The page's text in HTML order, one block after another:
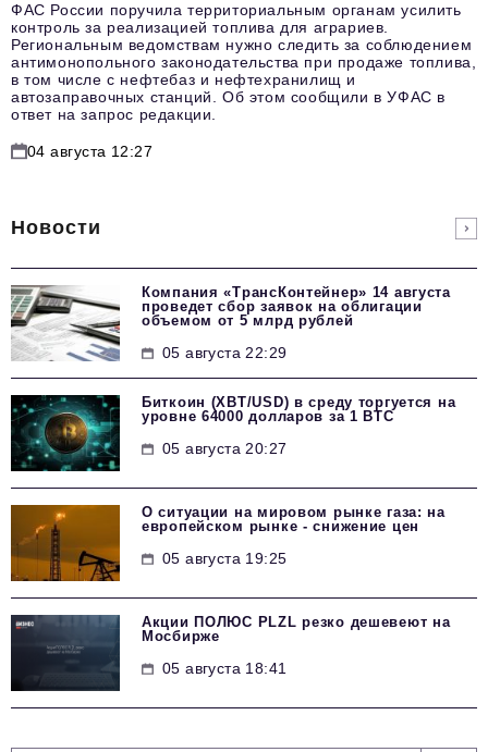
ФАС России поручила территориальным органам усилить
контроль за реализацией топлива для аграриев.
Региональным ведомствам нужно следить за соблюдением
антимонопольного законодательства при продаже топлива,
в том числе с нефтебаз и нефтехранилищ и
автозаправочных станций. Об этом сообщили в УФАС в
ответ на запрос редакции.
04 августа 12:27
Новости
Компания «ТрансКонтейнер» 14 августа
проведет сбор заявок на облигации
объемом от 5 млрд рублей
05 августа 22:29
Биткоин (XBT/USD) в среду торгуется на
уровне 64000 долларов за 1 BTC
05 августа 20:27
О ситуации на мировом рынке газа: на
европейском рынке - снижение цен
05 августа 19:25
Акции ПОЛЮС PLZL резко дешевеют на
Мосбирже
05 августа 18:41